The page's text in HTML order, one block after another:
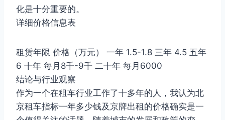
化是十分重要的。
详细价格信息表
租赁年限 价格（万元） 一年 1.5-1.8 三年 4.5 五年
6 十年 每月8千-9千 二十年 每月6000
结论与行业观察
作为一个在租车行业工作了十多年的人，我认为北
京租车指标一年多少钱及京牌出租的价格确实是一